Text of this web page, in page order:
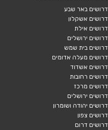
דרושים באר שבע
דרושים אשקלון
דרושים אילת
דרושים ירושלים
דרושים בית שמש
דרושים מעלה אדומים
דרושים אשדוד
דרושים רחובות
דרושים מרכז
דרושים ירושלים
דרושים יהודה ושומרון
דרושים צפון
דרושים דרום